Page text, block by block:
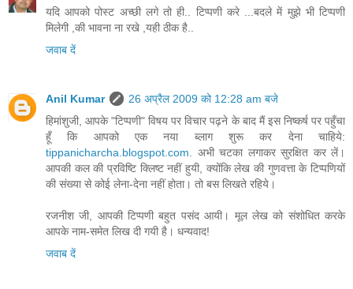
यदि आपको पोस्ट अच्छी लगे तो ही.. टिप्पणी करे ...बदले में मुझे भी टिप्पणी
मिलेगी ,की भावना ना रखे ,यही ठीक है..
जवाब दें
Anil Kumar
26 अप्रैल 2009 को 12:28 am बजे
हिमांशुजी, आपके "टिप्पणी" विषय पर विचार पढ़ने के बाद मैं इस निष्कर्ष पर पहुँचा
हूँ कि आपको एक नया ब्लाग शुरू कर देना चाहिये:
tippanicharcha.blogspot.com . अभी चटका लगाकर सुरक्षित कर लें।
आपकी कल की प्रविष्टि क्लिष्ट नहीं हुयी, क्योंकि लेख की गुणवत्ता के टिप्पणियों
की संख्या से कोई लेना-देना नहीं होता। तो बस लिखते रहिये।
रजनीश जी, आपकी टिप्पणी बहुत पसंद आयी। मूल लेख को संशोधित करके
आपके नाम-समेत लिख दी गयी है। धन्यवाद!
जवाब दें